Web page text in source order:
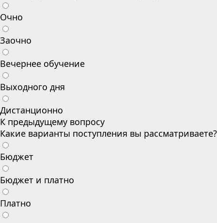
Очно
Заочно
Вечернее обучение
Выходного дня
Дистанционно
К предыдущему вопросу
Какие варианты поступления вы рассматриваете?
Бюджет
Бюджет и платно
Платно